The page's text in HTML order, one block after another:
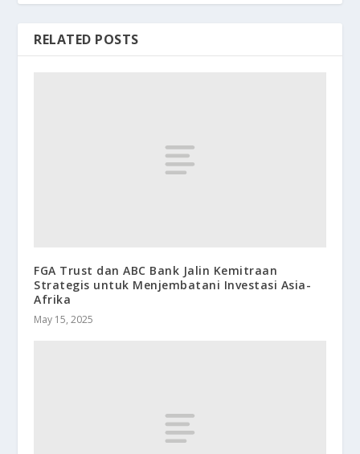
RELATED POSTS
FGA Trust dan ABC Bank Jalin Kemitraan
Strategis untuk Menjembatani Investasi Asia-
Afrika
May 15, 2025